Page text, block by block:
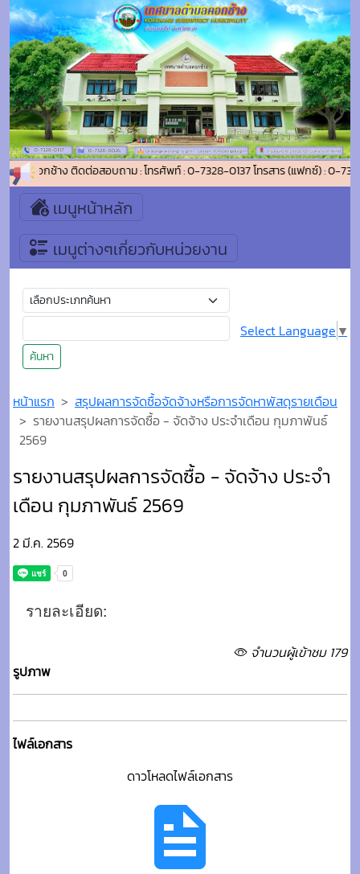
บลคอกช้าง ติดต่อสอบถาม : โทรศัพท์ : 0-7328-0137 โทรสาร (แฟกซ์) : 0-
เมนูหน้าหลัก
เมนูต่างๆเกี่ยวกับหน่วยงาน
ค้นหา
Select Language ▼
หน้าแรก
สรุปผลการจัดซื้อจัดจ้างหรือการจัดหาพัสดุรายเดือน
รายงานสรุปผลการจัดซื้อ - จัดจ้าง ประจำเดือน กุมภาพันธ์
2569
รายงานสรุปผลการจัดซื้อ - จัดจ้าง ประจำ
เดือน กุมภาพันธ์ 2569
2 มี.ค. 2569
รายละเอียด:
จำนวนผู้เข้าชม 179
รูปภาพ
ไฟล์เอกสาร
ดาวโหลดไฟล์เอกสาร